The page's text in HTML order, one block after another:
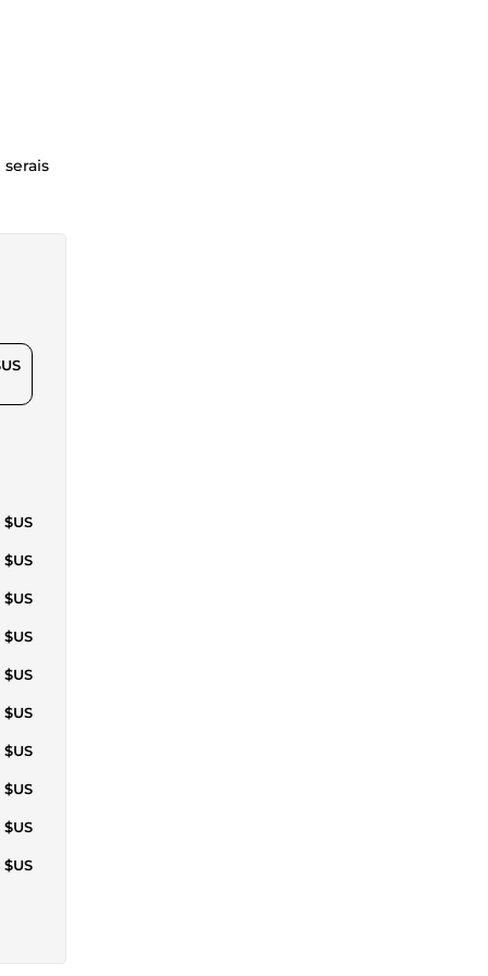
$US
$US
$US
$US
$US
$US
$US
$US
$US